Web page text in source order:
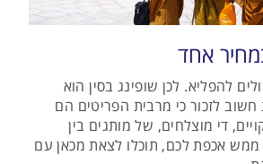
אחד
להפליא. לכן שופינג בסין הוא
לזכור כי מרבית הפריטים הם
די מוצלחים, של מותגים בין
ממש אכפת לכם, תוכלו לצאת מכאן עם